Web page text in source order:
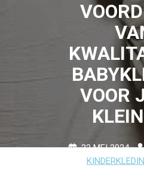
VOOR
22 MEI 2024